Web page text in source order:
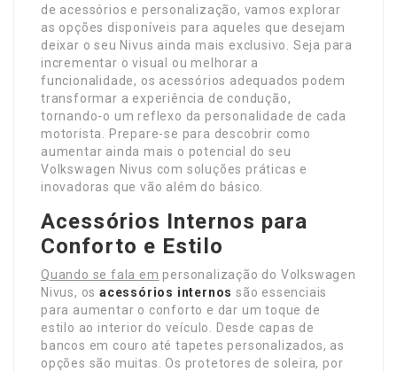
de acessórios e personalização, vamos explorar
as opções disponíveis para aqueles que desejam
deixar o seu Nivus ainda mais exclusivo. Seja para
incrementar o visual ou melhorar a
funcionalidade, os acessórios adequados podem
transformar a experiência de condução,
tornando-o um reflexo da personalidade de cada
motorista. Prepare-se para descobrir como
aumentar ainda mais o potencial do seu
Volkswagen Nivus com soluções práticas e
inovadoras que vão além do básico.
Acessórios Internos para
Conforto e Estilo
Quando se fala em personalização do Volkswagen
Nivus, os acessórios internos são essenciais
para aumentar o conforto e dar um toque de
estilo ao interior do veículo. Desde capas de
bancos em couro até tapetes personalizados, as
opções são muitas. Os protetores de soleira, por